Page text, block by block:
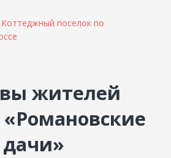
Коттеджный поселок по
жителей
«Романовские
дачи»